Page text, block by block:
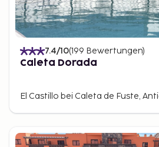
7.4/10(199 Bewertungen)
Caleta Dorada
El Castillo bei Caleta de Fuste,